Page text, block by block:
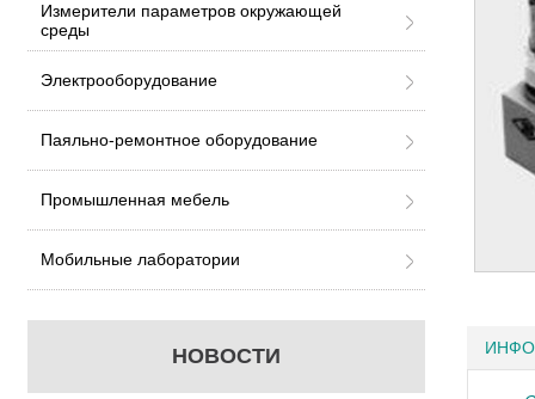
Измерители параметров окружающей
среды
Электрооборудование
Паяльно-ремонтное оборудование
Промышленная мебель
Мобильные лаборатории
НОВОСТИ